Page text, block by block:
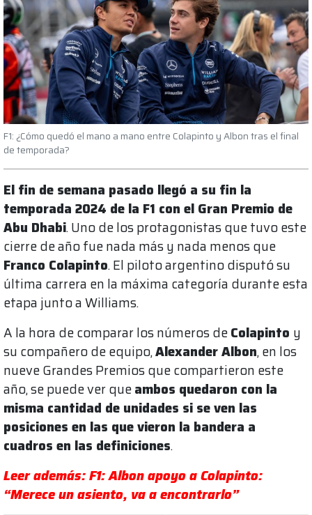
F1: ¿Cómo quedó el mano a mano entre Colapinto y Albon tras el final
de temporada?
El fin de semana pasado llegó a su fin la
temporada 2024 de la F1 con el Gran Premio de
Abu Dhabi. Uno de los protagonistas que tuvo este
cierre de año fue nada más y nada menos que
Franco Colapinto. El piloto argentino disputó su
última carrera en la máxima categoría durante esta
etapa junto a Williams.
A la hora de comparar los números deColapinto y
su compañero de equipo,Alexander Albon, en los
nueve Grandes Premios que compartieron este
año, se puede ver queambos quedaron con la
misma cantidad de unidades si se ven las
posiciones en las que vieron la bandera a
cuadros en las definiciones.
Leer además: F1: Albon apoyo a Colapinto:
“Merece un asiento, va a encontrarlo”